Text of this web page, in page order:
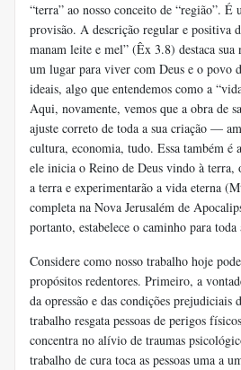
“terra” ao nosso conceito de “região”. É
provisão. A descrição regular e positiva
manam leite e mel” (Êx 3.8) destaca
um lugar para viver com Deus e o povo
ideais, algo que entendemos como a
Aqui, novamente, vemos que a obra de
ajuste correto de toda a sua criação —
cultura, economia, tudo. Essa também é
ele inicia o Reino de Deus vindo à terra,
a terra e experimentarão a vida eterna
completa na Nova Jerusalém de
portanto, estabelece o caminho para
Considere como nosso trabalho hoje
propósitos redentores. Primeiro, a
da opressão e das condições prejudiciais
trabalho resgata pessoas de perigos
concentra no alívio de traumas
trabalho de cura toca as pessoas uma a